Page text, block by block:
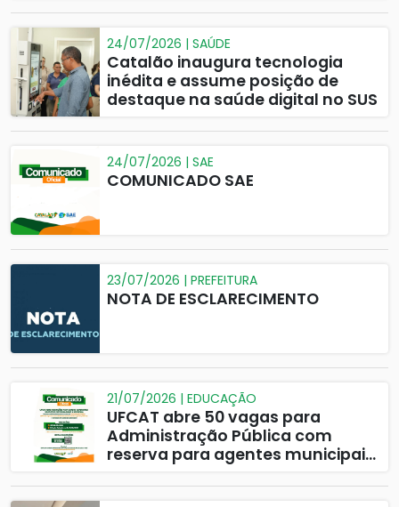
24/07/2026 | SAÚDE
Catalão inaugura tecnologia
inédita e assume posição de
destaque na saúde digital no SUS
24/07/2026 | SAE
COMUNICADO SAE
23/07/2026 | PREFEITURA
NOTA DE ESCLARECIMENTO
21/07/2026 | EDUCAÇÃO
UFCAT abre 50 vagas para
Administração Pública com
reserva para agentes municipais